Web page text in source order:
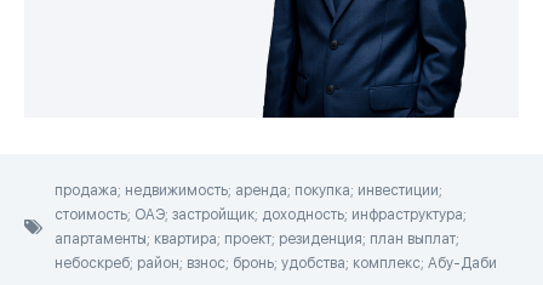
продажа; недвижимость; аренда; покупка; инвестиции;
стоимость; ОАЭ; застройщик; доходность; инфраструктура;
апартаменты; квартира; проект; резиденция; план выплат;
небоскреб; район; взнос; бронь; удобства; комплекс; Абу-Даби